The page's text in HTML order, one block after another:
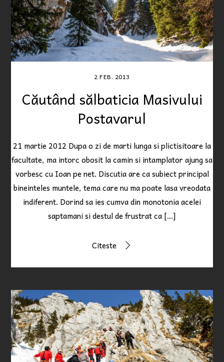
2 FEB. 2013
Căutând sălbaticia Masivului
Postavarul
21 martie 2012 Dupa o zi de marti lunga si plictisitoare la
facultate, ma intorc obosit la camin si intamplator ajung sa
vorbesc cu Ioan pe net. Discutia are ca subiect principal
bineinteles muntele, tema care nu ma poate lasa vreodata
indiferent. Dorind sa ies cumva din monotonia acelei
saptamani si destul de frustrat ca […]
Citeste